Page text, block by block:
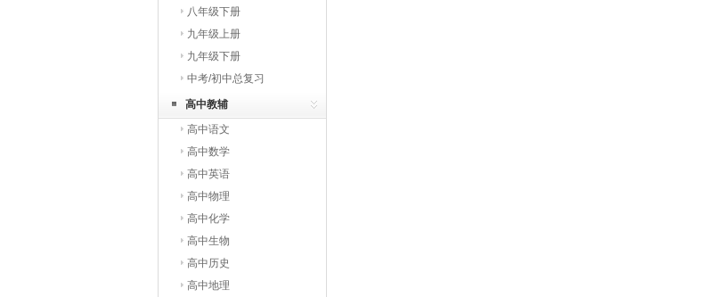
八年级下册
九年级上册
九年级下册
中考/初中总复习
高中教辅
高中语文
高中数学
高中英语
高中物理
高中化学
高中生物
高中历史
高中地理